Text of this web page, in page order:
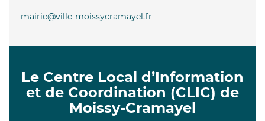
mairie@ville-moissycramayel.fr
Le Centre Local d’Information
et de Coordination (CLIC) de
Moissy-Cramayel